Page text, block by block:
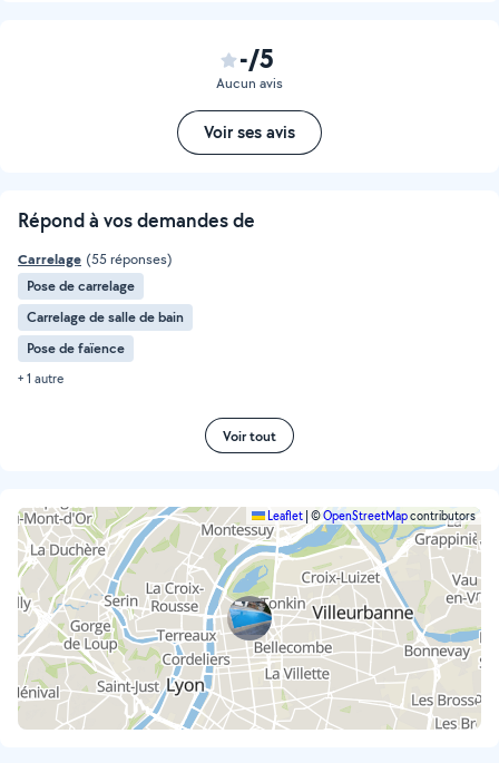
-/5
Aucun avis
Voir ses avis
Répond à vos demandes de
Carrelage (55 réponses)
Pose de carrelage
Carrelage de salle de bain
Pose de faïence
+ 1 autre
Voir tout
Leaflet ©OpenStreetMapcontributors